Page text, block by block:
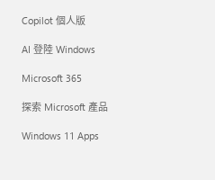
Copilot 個人版
AI 登陸 Windows
Microsoft 365
探索 Microsoft 產品
Windows 11 Apps